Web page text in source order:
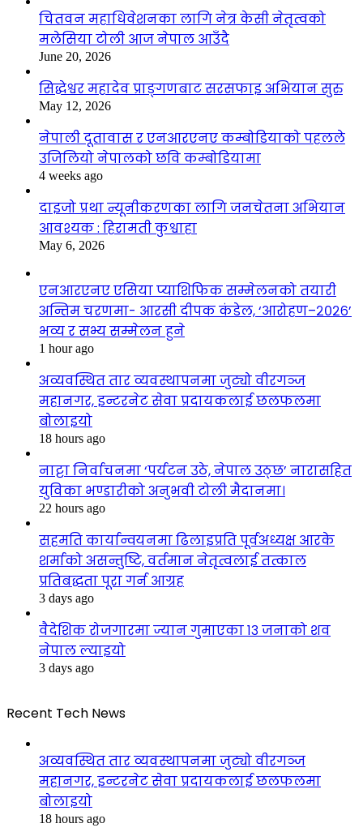
चितवन महाधिवेशनका लागि नेत्र केसी नेतृत्वको
मलेसिया टोली आज नेपाल आउँदै
June 20, 2026
सिद्धेश्वर महादेव प्राङ्गणबाट सरसफाइ अभियान सुरु
May 12, 2026
नेपाली दूतावास र एनआरएनए कम्बोडियाको पहलले
उजिलियो नेपालको छवि कम्बोडियामा
4 weeks ago
दाइजो प्रथा न्यूनीकरणका लागि जनचेतना अभियान
आवश्यक : हिरामती कुश्वाहा
May 6, 2026
एनआरएनए एसिया प्याशिफिक सम्मेलनको तयारी
अन्तिम चरणमा- आरसी दीपक कंडेल, ‘आरोहण–२०२६’
भव्य र सभ्य सम्मेलन हुने
1 hour ago
अव्यवस्थित तार व्यवस्थापनमा जुट्यो वीरगञ्ज
महानगर, इन्टरनेट सेवा प्रदायकलाई छलफलमा
बोलाइयो
18 hours ago
नाट्टा निर्वाचनमा ‘पर्यटन उठे, नेपाल उठ्छ’ नारासहित
युविका भण्डारीको अनुभवी टोली मैदानमा।
22 hours ago
सहमति कार्यान्वयनमा ढिलाइप्रति पूर्वअध्यक्ष आरके
शर्माको असन्तुष्टि, वर्तमान नेतृत्वलाई तत्काल
प्रतिबद्धता पूरा गर्न आग्रह
3 days ago
वैदेशिक रोजगारमा ज्यान गुमाएका १३ जनाको शव
नेपाल ल्याइयो
3 days ago
Recent Tech News
अव्यवस्थित तार व्यवस्थापनमा जुट्यो वीरगञ्ज
महानगर, इन्टरनेट सेवा प्रदायकलाई छलफलमा
बोलाइयो
18 hours ago